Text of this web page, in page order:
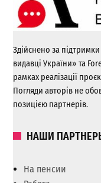
Здійснено за
видавці України» та
рамках реалізації
Погляди авторів не
позицією партнерів.
НАШИ
На пенсии